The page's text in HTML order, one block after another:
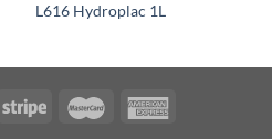
L616 Hydroplac 1L